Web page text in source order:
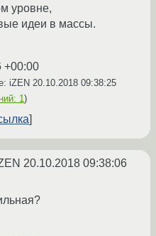
уровне,
идеи в массы.
+00:00
iZEN 20.10.2018 09:38:25
1)
20.10.2018 09:38:06